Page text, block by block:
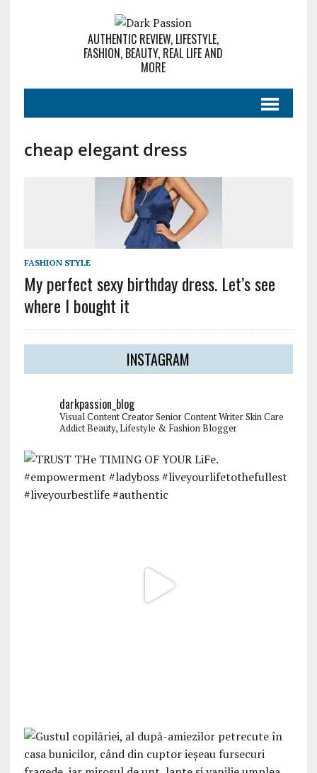
AUTHENTIC REVIEW, LIFESTYLE,
FASHION, BEAUTY, REAL LIFE AND
MORE
cheap elegant dress
FASHION STYLE
My perfect sexy birthday dress. Let’s see
where I bought it
INSTAGRAM
darkpassion_blog
Visual Content CreatorSenior Content WriterSkin Care
AddictBeauty, Lifestyle & Fashion Blogger